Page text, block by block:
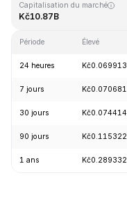
Capitalisation du marché
Kč10.87B
Période Élevé
24 heures Kč0.069913
7 jours Kč0.070681
30 jours Kč0.074414
90 jours Kč0.115322
1 ans Kč0.289332